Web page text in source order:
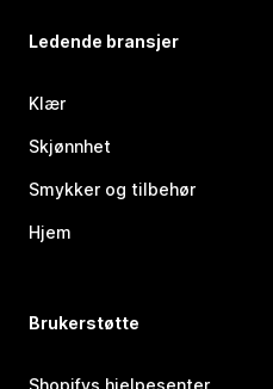
Ledende bransjer
Klær
Skjønnhet
Smykker og tilbehør
Hjem
Brukerstøtte